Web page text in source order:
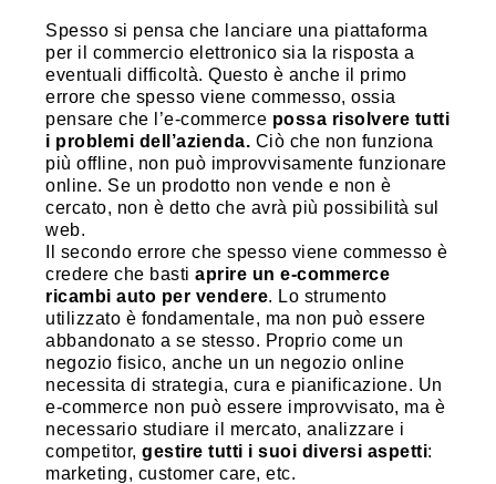
Spesso si pensa che lanciare una piattaforma
per il commercio elettronico sia la risposta a
eventuali difficoltà. Questo è anche il primo
errore che spesso viene commesso, ossia
pensare che l’e-commerce possa risolvere tutti
i problemi dell’azienda. Ciò che non funziona
più offline, non può improvvisamente funzionare
online. Se un prodotto non vende e non è
cercato, non è detto che avrà più possibilità sul
web.
Il secondo errore che spesso viene commesso è
credere che basti aprire un e-commerce
ricambi auto per vendere. Lo strumento
utilizzato è fondamentale, ma non può essere
abbandonato a se stesso. Proprio come un
negozio fisico, anche un un negozio online
necessita di strategia, cura e pianificazione. Un
e-commerce non può essere improvvisato, ma è
necessario studiare il mercato, analizzare i
competitor, gestire tutti i suoi diversi aspetti:
marketing, customer care, etc.